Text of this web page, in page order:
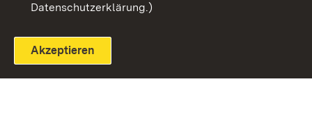
Datenschutzerklärung.)
Akzeptieren